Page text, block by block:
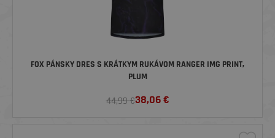
FOX PÁNSKY DRES S KRÁTKYM RUKÁVOM RANGER IMG PRINT,
PLUM
44,99 €38,06€